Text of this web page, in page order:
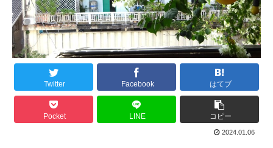
Twitter Facebook はてブ
Pocket LINE コピー
2024.01.06